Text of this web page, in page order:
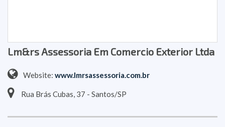
Lm&rs Assessoria Em Comercio Exterior Ltda
Website: www.lmrsassessoria.com.br
Rua Brás Cubas, 37 - Santos/SP